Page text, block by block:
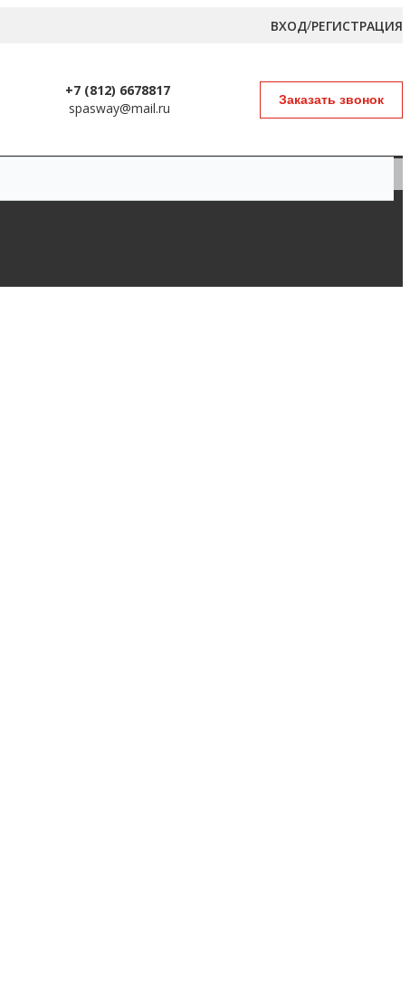
ВХОД/РЕГИСТРАЦИЯ
+7 (812) 6678817
spasway@mail.ru
Заказать звонок